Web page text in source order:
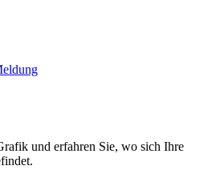
und erfahren Sie, wo sich Ihre